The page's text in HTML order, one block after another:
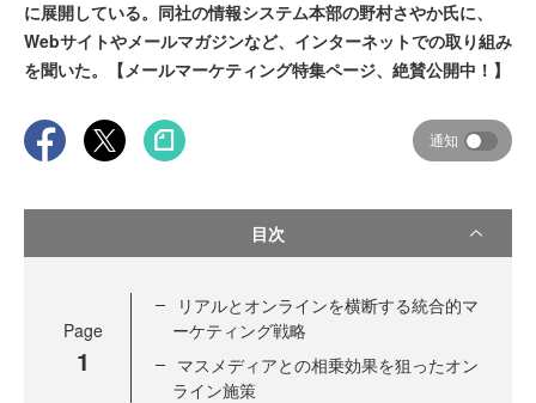
に展開している。同社の情報システム本部の野村さやか氏に、
Webサイトやメールマガジンなど、インターネットでの取り組み
を聞いた。【メールマーケティング特集ページ、絶賛公開中！】
通知
目次
Page
1
リアルとオンラインを横断する統合的マ
ーケティング戦略
マスメディアとの相乗効果を狙ったオン
ライン施策